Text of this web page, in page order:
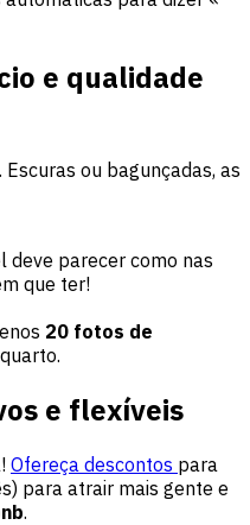
e qualidade
ou bagunçadas, as
deve parecer como nas
que ter!
20 fotos de
e flexíveis
Ofereça descontos para
para atrair mais gente e
.